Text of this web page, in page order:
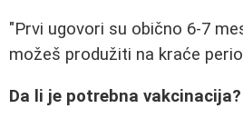
"Prvi ugovori su obično 6-7
možeš produžiti na kraće
Da li je potrebna vakcinacija?